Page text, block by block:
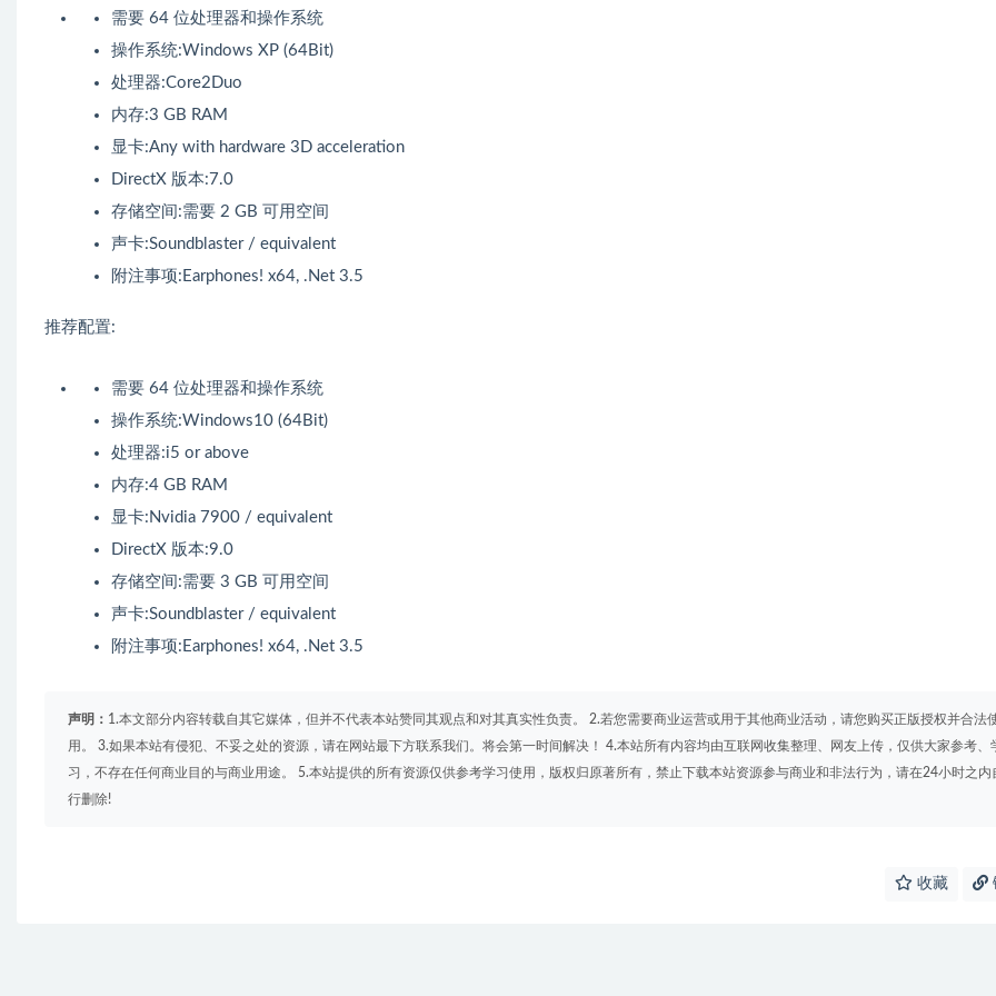
需要 64 位处理器和操作系统
操作系统:Windows XP (64Bit)
处理器:Core2Duo
内存:3 GB RAM
显卡:Any with hardware 3D acceleration
DirectX 版本:7.0
存储空间:需要 2 GB 可用空间
声卡:Soundblaster / equivalent
附注事项:Earphones! x64, .Net 3.5
推荐配置:
需要 64 位处理器和操作系统
操作系统:Windows10 (64Bit)
处理器:i5 or above
内存:4 GB RAM
显卡:Nvidia 7900 / equivalent
DirectX 版本:9.0
存储空间:需要 3 GB 可用空间
声卡:Soundblaster / equivalent
附注事项:Earphones! x64, .Net 3.5
声明： 1.本文部分内容转载自其它媒体，但并不代表本站赞同其观点和对其真实性负责。 2.若您需要商业运营或用于其他商业活动，请您购买正版授权并合法
用。 3.如果本站有侵犯、不妥之处的资源，请在网站最下方联系我们。将会第一时间解决！ 4.本站所有内容均由互联网收集整理、网友上传，仅供大家参考、
习，不存在任何商业目的与商业用途。 5.本站提供的所有资源仅供参考学习使用，版权归原著所有，禁止下载本站资源参与商业和非法行为，请在24小时之内
行删除!
收藏